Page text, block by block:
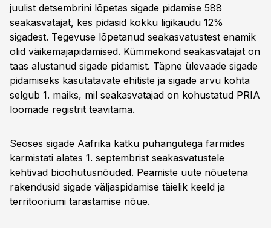
juulist detsembrini lõpetas sigade pidamise 588
seakasvatajat, kes pidasid kokku ligikaudu 12%
sigadest. Tegevuse lõpetanud seakasvatustest enamik
olid väikemajapidamised. Kümmekond seakasvatajat on
taas alustanud sigade pidamist. Täpne ülevaade sigade
pidamiseks kasutatavate ehitiste ja sigade arvu kohta
selgub 1. maiks, mil seakasvatajad on kohustatud PRIA
loomade registrit teavitama.
Seoses sigade Aafrika katku puhangutega farmides
karmistati alates 1. septembrist seakasvatustele
kehtivad bioohutusnõuded. Peamiste uute nõuetena
rakendusid sigade väljaspidamise täielik keeld ja
territooriumi tarastamise nõue.